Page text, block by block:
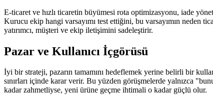
E-ticaret ve hızlı ticaretin büyümesi rota optimizasyonu, iade
Kurucu ekip hangi varsayımı test ettiğini, bu varsayımın neden
yatırımcı, müşteri ve ekip iletişimini sadeleştirir.
Pazar ve Kullanıcı İçgörüsü
İyi bir strateji, pazarın tamamını hedeflemek yerine belirli bir
sınırları içinde karar verir. Bu yüzden görüşmelerde yalnızca
kadar zahmetliyse, yeni ürüne geçme ihtimali o kadar güçlü olur.